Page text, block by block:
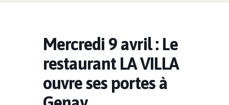
Mercredi 9 avril : Le
restaurant LA VILLA
ouvre ses portes à